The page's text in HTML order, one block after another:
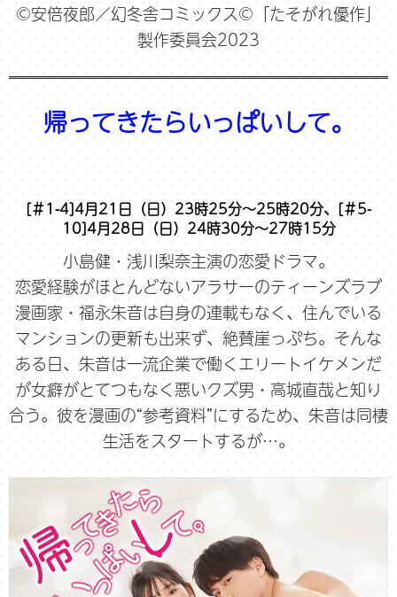
©安倍夜郎／幻冬舎コミックス©「たそがれ優作」
製作委員会2023
帰ってきたらいっぱいして。
[＃1-4]4月21日（日）23時25分～25時20分、[＃5-
10]4月28日（日）24時30分～27時15分
小島健・浅川梨奈主演の恋愛ドラマ。
恋愛経験がほとんどないアラサーのティーンズラブ
漫画家・福永朱音は自身の連載もなく、住んでいる
マンションの更新も出来ず、絶賛崖っぷち。そんな
ある日、朱音は一流企業で働くエリートイケメンだ
が女癖がとてつもなく悪いクズ男・高城直哉と知り
合う。彼を漫画の“参考資料”にするため、朱音は同棲
生活をスタートするが…。